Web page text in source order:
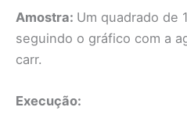
Amostra: Um quadrado de
seguindo o gráfico com a
carr.
Execução: